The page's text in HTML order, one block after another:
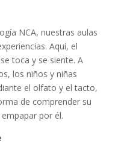
NCA, nuestras aulas
Aquí, el
toca y se siente. A
los niños y niñas
el olfato y el tacto,
de comprender su
por él.